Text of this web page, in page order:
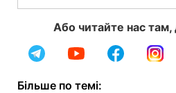
Або читайте нас там,
Більше по темі: